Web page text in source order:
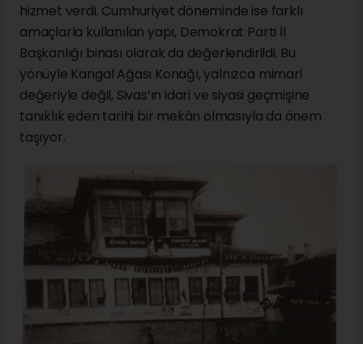
hizmet verdi. Cumhuriyet döneminde ise farklı
amaçlarla kullanılan yapı, Demokrat Parti İl
Başkanlığı binası olarak da değerlendirildi. Bu
yönüyle Kangal Ağası Konağı, yalnızca mimari
değeriyle değil, Sivas’ın idari ve siyasi geçmişine
tanıklık eden tarihi bir mekân olmasıyla da önem
taşıyor.